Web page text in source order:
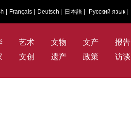
Français Deutsch 日本語 Русский язык
艺术 文物 文产 报告
文创 遗产 政策 访谈